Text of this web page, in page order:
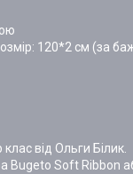
120*2 см (за
від Ольги Білик.
Bugeto Soft Ribbon